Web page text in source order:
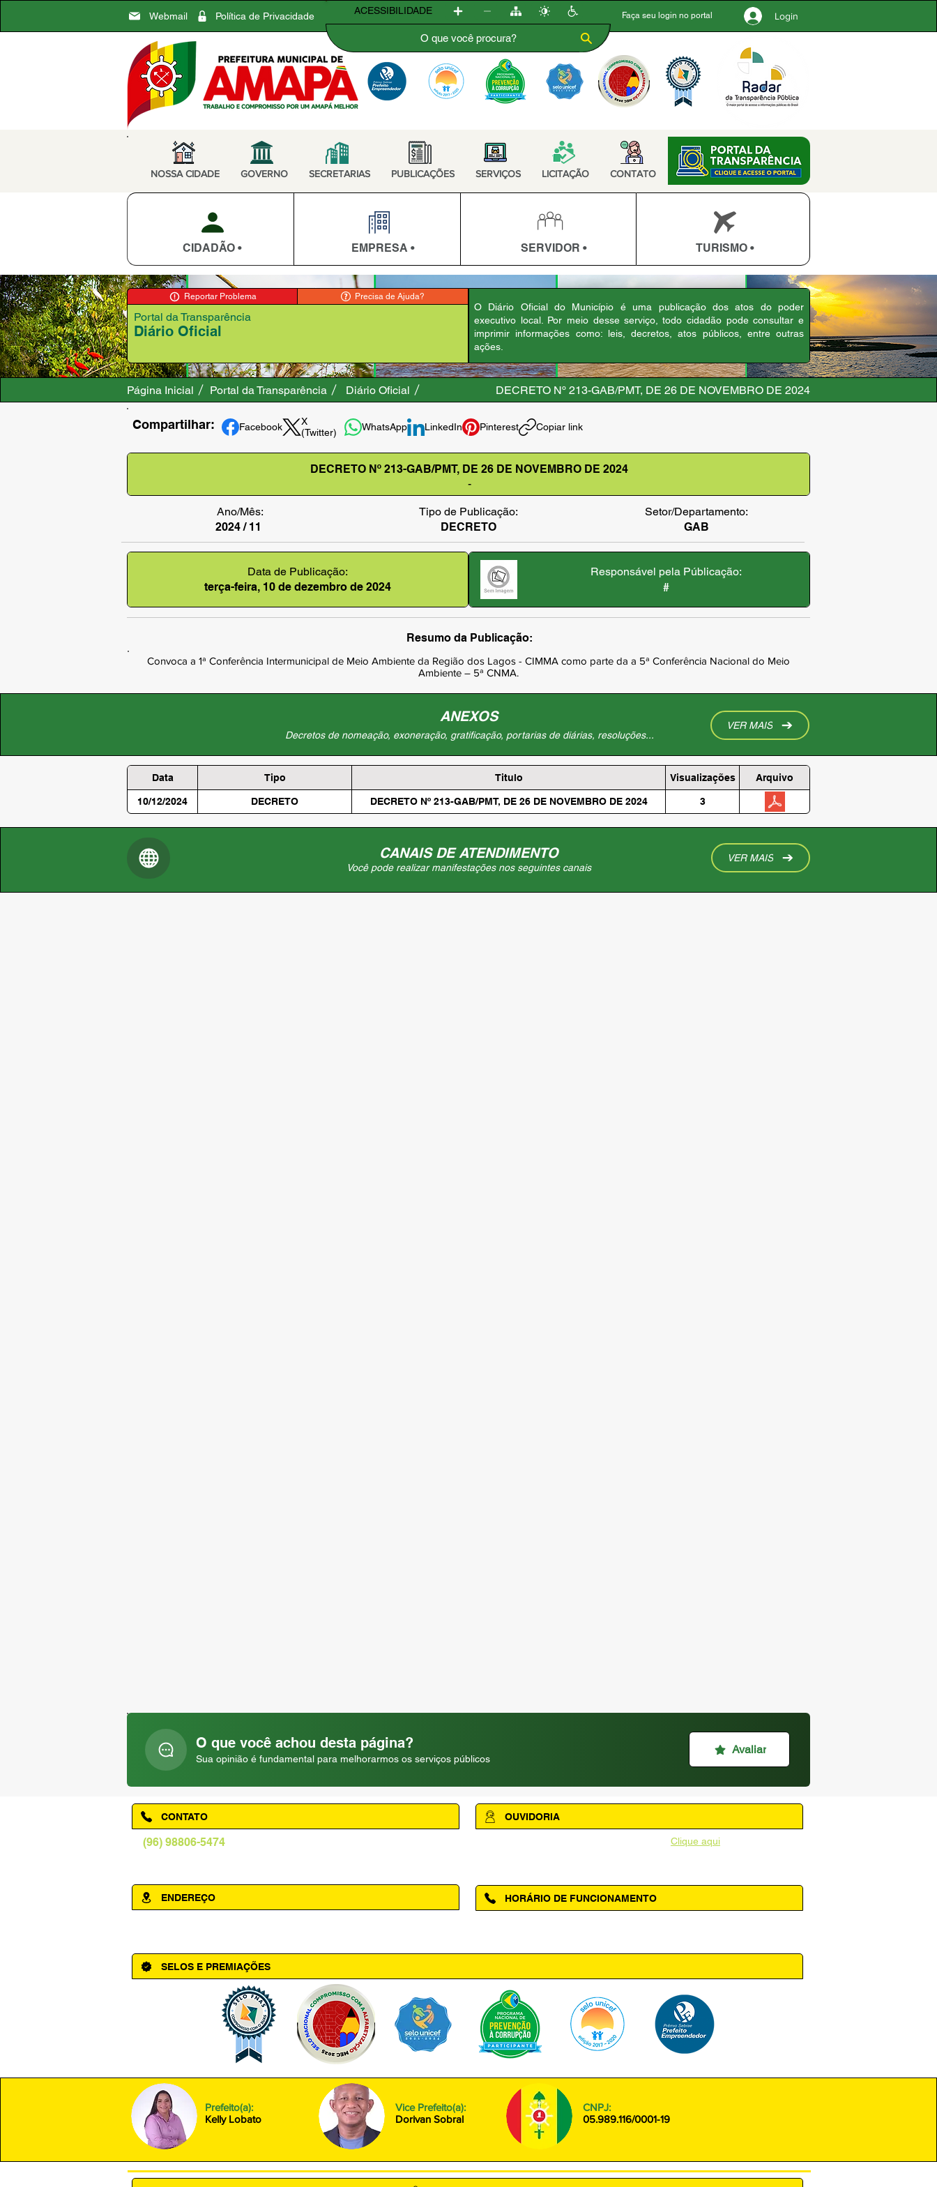
Webmail Política de Privacidade Faça seu login no portal Login
ACESSIBILIDADE
NOSSA CIDADE GOVERNO SECRETARIAS PUBLICAÇÕES SERVIÇOS LICITAÇÃO CONTATO
CIDADÃO • EMPRESA • SERVIDOR • TURISMO •
Reportar Problema Precisa de Ajuda?
Diário Oficial
Portal da Transparência
O Diário Oficial do Município é uma publicação dos atos do poder
executivo local. Por meio desse serviço, todo cidadão pode consultar e
imprimir informações como: leis, decretos, atos públicos, entre outras
ações.
Página Inicial Portal da Transparência Diário Oficial DECRETO Nº 213-GAB/PMT, DE 26 DE NOVEMBRO DE 2024
Compartilhar: Facebook
X
(Twitter)
WhatsApp LinkedIn Pinterest Copiar link
DECRETO Nº 213-GAB/PMT, DE 26 DE NOVEMBRO DE 2024
-
Ano/Mês:
2024 / 11
Tipo de Publicação:
DECRETO
Setor/Departamento:
GAB
Data de Publicação:
terça-feira, 10 de dezembro de 2024
Responsável pela Públicação:
#
Resumo da Publicação:
Convoca a 1ª Conferência Intermunicipal de Meio Ambiente da Região dos Lagos - CIMMA como parte da a 5ª Conferência Nacional do Meio
Ambiente – 5ª CNMA.
ANEXOS
Decretos de nomeação, exoneração, gratificação, portarias de diárias, resoluções...
VER MAIS
Data Tipo Titulo Visualizações Arquivo
10/12/2024 DECRETO DECRETO Nº 213-GAB/PMT, DE 26 DE NOVEMBRO DE 2024 3
CANAIS DE ATENDIMENTO
Você pode realizar manifestações nos seguintes canais
VER MAIS
O que você achou desta página?
Sua opinião é fundamental para melhorarmos os serviços públicos
Avaliar
(96) 98806-5474
CONTATO
ENDEREÇO
Clique aqui
OUVIDORIA
HORÁRIO DE FUNCIONAMENTO
SELOS E PREMIAÇÕES
Prefeito(a):
Kelly Lobato
Vice Prefeito(a):
Dorivan Sobral
CNPJ:
05.989.116/0001-19